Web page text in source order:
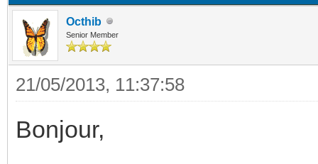
Octhib
Senior Member
21/05/2013, 11:37:58
Bonjour,